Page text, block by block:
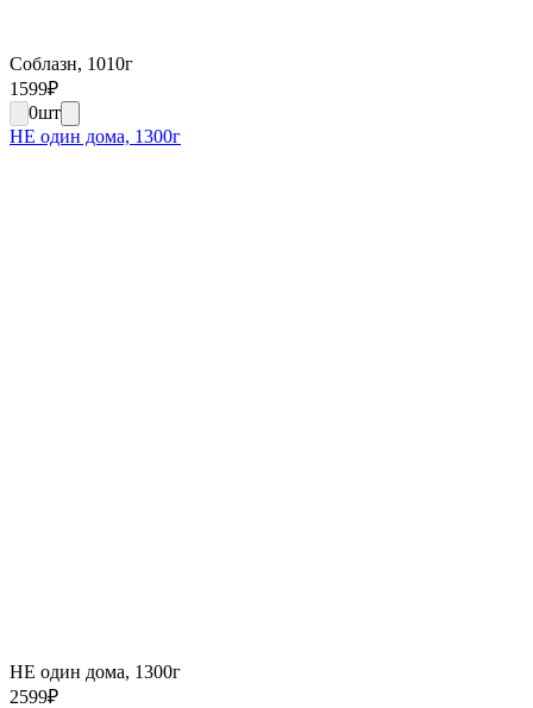
Соблазн, 1010г
1599₽
0шт
НЕ один дома, 1300г
НЕ один дома, 1300г
2599₽